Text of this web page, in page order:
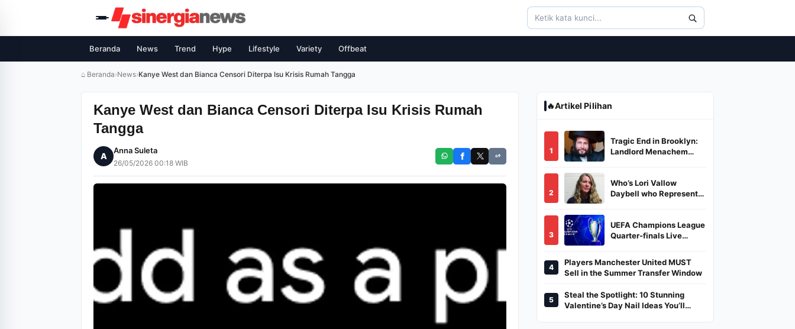
Beranda News Trend Hype Lifestyle Variety Offbeat
⌂ Beranda›News›Kanye West dan Bianca Censori Diterpa Isu Krisis Rumah Tangga
Kanye West dan Bianca Censori Diterpa Isu Krisis Rumah
Tangga
A
Anna Suleta
26/05/2026 00:18 WIB
🔥Artikel Pilihan
1
Tragic End in Brooklyn:
Landlord Menachem
Burned in a Dumpster
2
Who’s Lori Vallow
Daybell who Represents
3
UEFA Champions League
Quarter-finals Live
And Where To Watch
4
Players Manchester United MUST
Sell in the Summer Transfer Window
5
Steal the Spotlight: 10 Stunning
Valentine’s Day Nail Ideas You’ll